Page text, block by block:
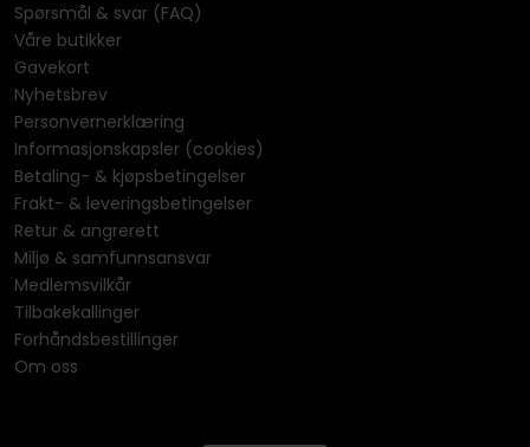
Spørsmål & svar (FAQ)
Våre butikker
Gavekort
Nyhetsbrev
Personvernerklæring
Informasjonskapsler (cookies)
Betaling- & kjøpsbetingelser
Frakt- & leveringsbetingelser
Retur & angrerett
Miljø & samfunnsansvar
Medlemsvilkår
Tilbakekallinger
Forhåndsbestillinger
Om oss